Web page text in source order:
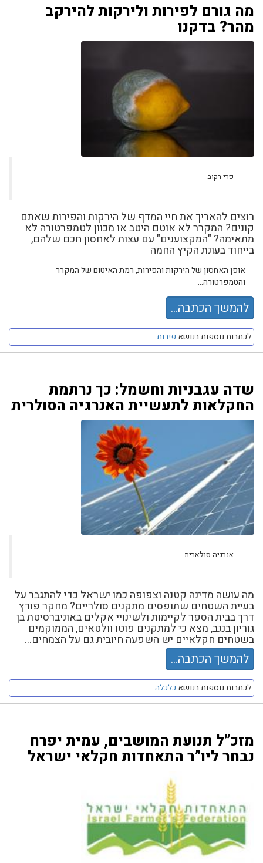
מה גורם לפירות ולירקות להירקב
מהר? בדקנו
פרי רקוב
רוצים להאריך את חיי המדף של הירקות והפירות שאתם
קונים? המקרר לא אוטם היטב או מכוון לטמפרטורה לא
מתאימה? "המקצוענים" עם עצות לאחסון חכם שלהם,
בייחוד בעונת הקיץ החמה
אופן האחסון של הירקות והפירות, רמת האיטום של המקרר
והטמפרטורה...
להמשך הכתבה...
לכתבות נוספות בנושא פירות
שדה עגבניות וחשמל: כך נרתמת
החקלאות לתעשיית האנרגיה הסולרית
אנרגיה סולארית
מה עושה מדינה קטנה וצפופה כמו ישראל כדי להתגבר על
בעיית השטחים שתופסים מתקנים סולריים? מחקר פורץ
דרך בבית הספר לקיימות ולשינויי אקלים באוניברסיטת בן
גוריון בנגב, מצא כי למתקנים פוטו וולטאים, הממוקמים
בשטחים חקלאיים יש השפעה חיובית גם על הצמחים...
להמשך הכתבה...
לכתבות נוספות בנושא כלכלה
מזכ”ל תנועת המושבים, עמית יפרח
נבחר ליו”ר התאחדות חקלאי ישראל